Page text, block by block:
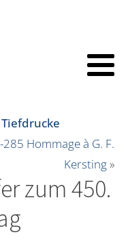
285 Hommage à G. F.
Kersting»
zum 450.